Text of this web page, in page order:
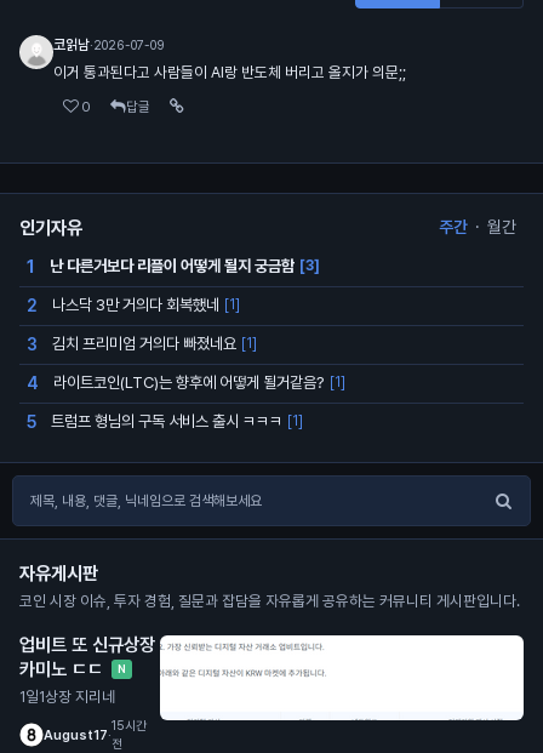
코읽남·2026-07-09
이거 통과된다고 사람들이 AI랑 반도체 버리고 올지가 의문;;
0 답글
인기자유 주간 · 월간
1 난 다른거보다 리플이 어떻게 될지 궁금함 [3]
2 나스닥 3만 거의다 회복했네 [1]
3 김치 프리미엄 거의다 빠졌네요 [1]
4 라이트코인(LTC)는 향후에 어떻게 될거같음? [1]
5 트럼프 형님의 구독 서비스 출시 ㅋㅋㅋ [1]
자유게시판
코인 시장 이슈, 투자 경험, 질문과 잡담을 자유롭게 공유하는 커뮤니티 게시판입니다.
업비트 또 신규상장
카미노 ㄷㄷ
N
1일1상장 지리네
August17·
15시간
전